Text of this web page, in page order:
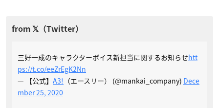
三好一成のキャラクターボイス新担当に関するお知らせhtt
ps://t.co/eeZrEgK2Nn
— 【公式】 A3! （エースリー） (@mankai_company) Dece
mber 25, 2020